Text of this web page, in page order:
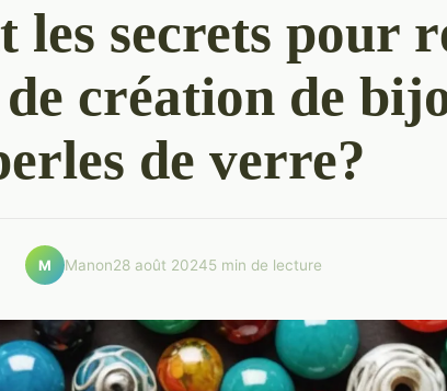
les secrets pour
création de
de verre?
M Manon28 août 20245 min de lecture